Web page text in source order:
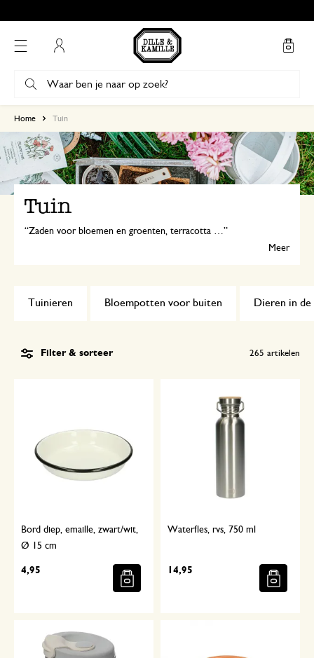
Home Tuin
Tuin
Zaden voor bloemen en groenten, terracotta bloempotten, tuingereedschap, tuinkussens, windlichten en insectenhuisjes: bij Dille & Kamille vind je alles voor een groene en gezellige tuin of balkon!
Meer
Tuinieren Bloempotten voor buiten Dieren in
Filter & sorteer 265 artikelen
Bord diep, emaille, zwart/wit,
Ø 15 cm
4,95
Waterfles, rvs, 750 ml
14,95